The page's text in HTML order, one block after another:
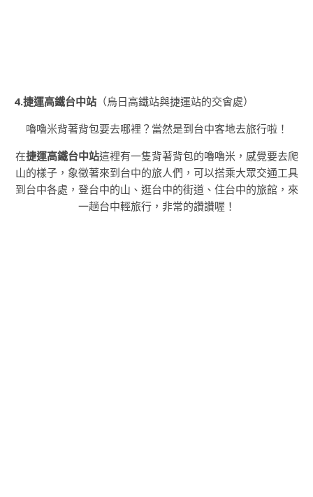
4.捷運高鐵台中站 （烏日高鐵站與捷運站的交會處）
嚕嚕米背著背包要去哪裡？當然是到台中客地去旅行啦！
在捷運高鐵台中站這裡有一隻背著背包的嚕嚕米，感覺要去爬
山的樣子，象徵著來到台中的旅人們，可以搭乘大眾交通工具
到台中各處，登台中的山、逛台中的街道、住台中的旅館，來
一趟台中輕旅行，非常的讚讚喔！